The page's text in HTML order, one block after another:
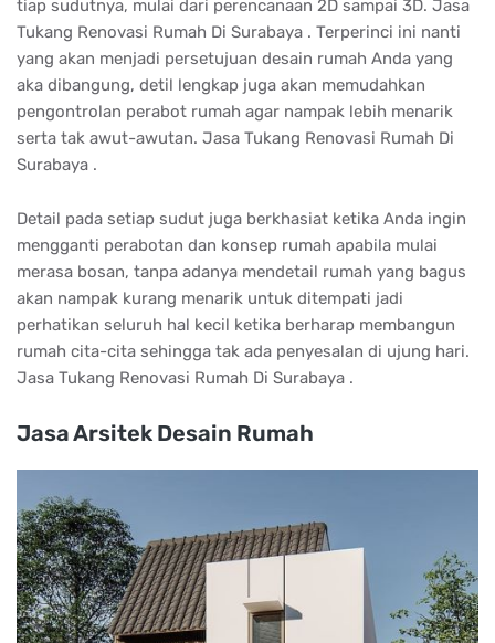
tiap sudutnya, mulai dari perencanaan 2D sampai 3D. Jasa
Tukang Renovasi Rumah Di Surabaya . Terperinci ini nanti
yang akan menjadi persetujuan desain rumah Anda yang
aka dibangung, detil lengkap juga akan memudahkan
pengontrolan perabot rumah agar nampak lebih menarik
serta tak awut-awutan. Jasa Tukang Renovasi Rumah Di
Surabaya .
Detail pada setiap sudut juga berkhasiat ketika Anda ingin
mengganti perabotan dan konsep rumah apabila mulai
merasa bosan, tanpa adanya mendetail rumah yang bagus
akan nampak kurang menarik untuk ditempati jadi
perhatikan seluruh hal kecil ketika berharap membangun
rumah cita-cita sehingga tak ada penyesalan di ujung hari.
Jasa Tukang Renovasi Rumah Di Surabaya .
Jasa Arsitek Desain Rumah